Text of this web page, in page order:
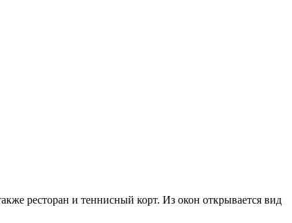
ресторан и теннисный корт. Из окон открывается вид